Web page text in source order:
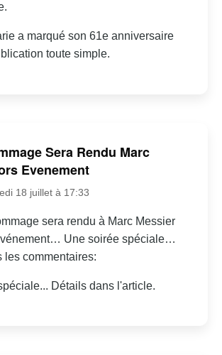
a marqué son 61e anniversaire
toute simple.
Sera Rendu Marc
Evenement
18 juillet à 17:33
sera rendu à Marc Messier
Une soirée spéciale…
les commentaires:
Détails dans l'article.